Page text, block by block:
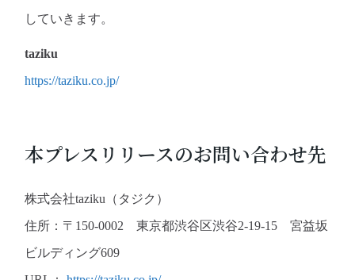
していきます。
taziku
https://taziku.co.jp/
本プレスリリースのお問い合わせ先
株式会社taziku（タジク）
住所：〒150-0002 東京都渋谷区渋谷2-19-15 宮益坂
ビルディング609